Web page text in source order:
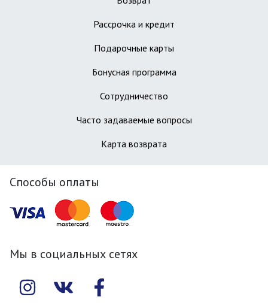
Рассрочка и кредит
Подарочные карты
Бонусная программа
Сотрудничество
Часто задаваемые вопросы
Карта возврата
Способы оплаты
Мы в социальных сетях